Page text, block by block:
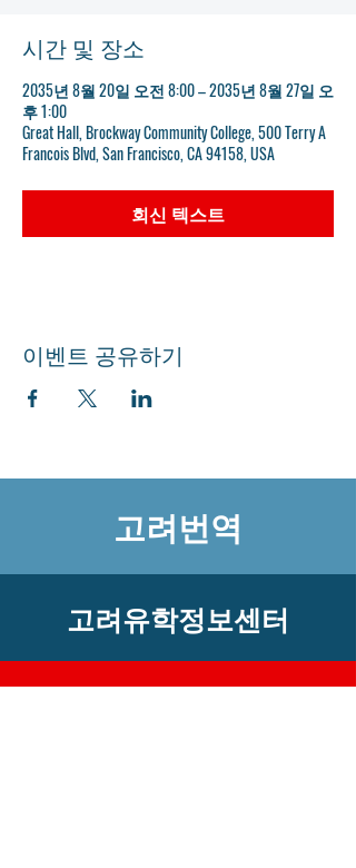
시간 및 장소
2035년 8월 20일 오전 8:00 – 2035년 8월 27일 오
후 1:00
Great Hall, Brockway Community College, 500 Terry A
Francois Blvd, San Francisco, CA 94158, USA
회신 텍스트
이벤트 공유하기
고려번역
고려유학정보센터